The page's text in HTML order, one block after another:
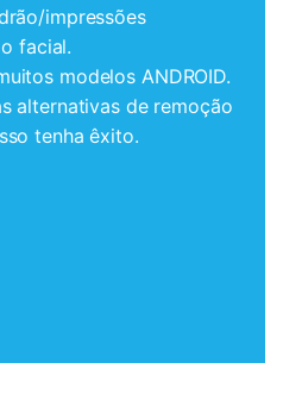
impressões
facial.
modelos ANDROID.
alternativas de remoção
tenha êxito.